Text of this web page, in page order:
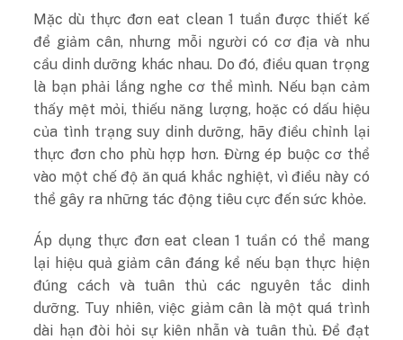
Mặc dù thực đơn eat clean 1 tuần được thiết kế
để giảm cân, nhưng mỗi người có cơ địa và nhu
cầu dinh dưỡng khác nhau. Do đó, điều quan trọng
là bạn phải lắng nghe cơ thể mình. Nếu bạn cảm
thấy mệt mỏi, thiếu năng lượng, hoặc có dấu hiệu
của tình trạng suy dinh dưỡng, hãy điều chỉnh lại
thực đơn cho phù hợp hơn. Đừng ép buộc cơ thể
vào một chế độ ăn quá khắc nghiệt, vì điều này có
thể gây ra những tác động tiêu cực đến sức khỏe.
Áp dụng thực đơn eat clean 1 tuần có thể mang
lại hiệu quả giảm cân đáng kể nếu bạn thực hiện
đúng cách và tuân thủ các nguyên tắc dinh
dưỡng. Tuy nhiên, việc giảm cân là một quá trình
dài hạn đòi hỏi sự kiên nhẫn và tuân thủ. Để đạt